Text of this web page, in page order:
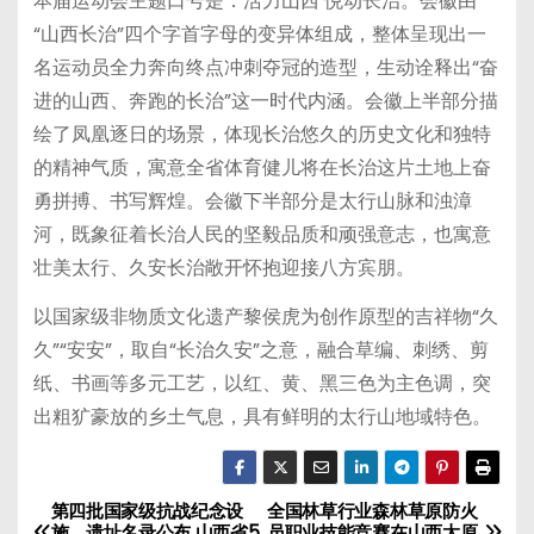
“山西长治”四个字首字母的变异体组成，整体呈现出一
名运动员全力奔向终点冲刺夺冠的造型，生动诠释出“奋
进的山西、奔跑的长治”这一时代内涵。会徽上半部分描
绘了凤凰逐日的场景，体现长治悠久的历史文化和独特
的精神气质，寓意全省体育健儿将在长治这片土地上奋
勇拼搏、书写辉煌。会徽下半部分是太行山脉和浊漳
河，既象征着长治人民的坚毅品质和顽强意志，也寓意
壮美太行、久安长治敞开怀抱迎接八方宾朋。
以国家级非物质文化遗产黎侯虎为创作原型的吉祥物“久
久”“安安”，取自“长治久安”之意，融合草编、刺绣、剪
纸、书画等多元工艺，以红、黄、黑三色为主色调，突
出粗犷豪放的乡土气息，具有鲜明的太行山地域特色。
文
全国林草行业森林草原防火
第四批国家级抗战纪念设